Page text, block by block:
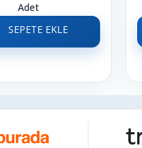
Adet
SEPETE EKLE